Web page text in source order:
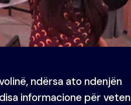
ndërsa ato ndenjën
informacione për veten